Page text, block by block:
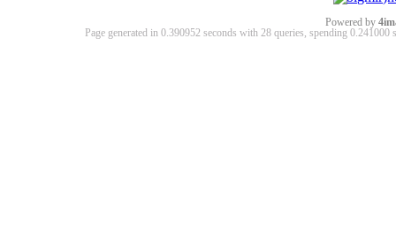
Powered by
Page generated in 0.390952 seconds with 28 queries, spending